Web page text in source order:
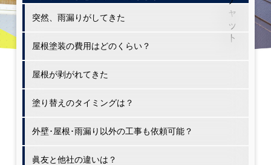
突然、雨漏りがしてきた
屋根塗装の費用はどのくらい？
屋根が剥がれてきた
塗り替えのタイミングは？
外壁･屋根･雨漏り以外の工事も依頼可能？
眞友と他社の違いは？